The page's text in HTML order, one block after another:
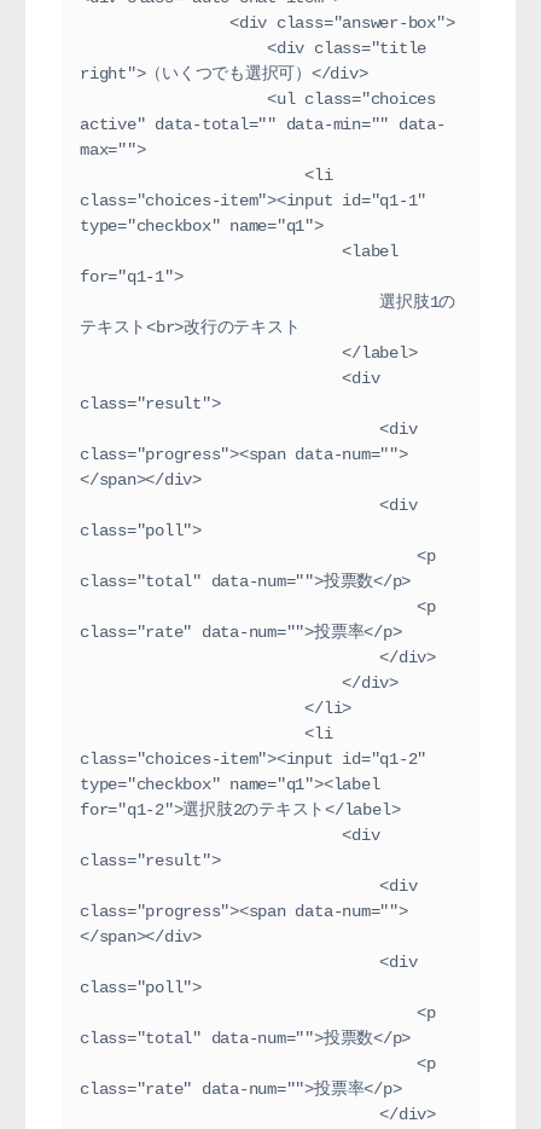
                <div class="answer-box">
                    <div class="title
right">（いくつでも選択可）</div>
                    <ul class="choices
active" data-total="" data-min="" data-
max="">
                        <li
class="choices-item"><input id="q1-1"
type="checkbox" name="q1">
                            <label
for="q1-1">
                                選択肢1の
テキスト<br>改行のテキスト
                            </label>
                            <div
class="result">
                                <div
class="progress"><span data-num="">
</span></div>
                                <div
class="poll">
                                    <p
class="total" data-num="">投票数</p>
                                    <p
class="rate" data-num="">投票率</p>
                                </div>
                            </div>
                        </li>
                        <li
class="choices-item"><input id="q1-2"
type="checkbox" name="q1"><label
for="q1-2">選択肢2のテキスト</label>
                            <div
class="result">
                                <div
class="progress"><span data-num="">
</span></div>
                                <div
class="poll">
                                    <p
class="total" data-num="">投票数</p>
                                    <p
class="rate" data-num="">投票率</p>
                                </div>